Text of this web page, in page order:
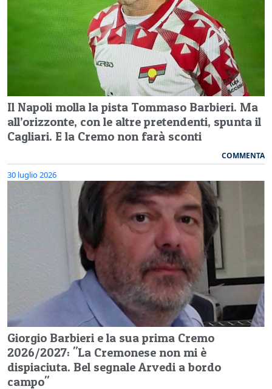
Il Napoli molla la pista Tommaso Barbieri. Ma
all’orizzonte, con le altre pretendenti, spunta il
Cagliari. E la Cremo non farà sconti
COMMENTA
30 luglio 2026
Giorgio Barbieri e la sua prima Cremo
2026/2027: "La Cremonese non mi è
dispiaciuta. Bel segnale Arvedi a bordo
campo"